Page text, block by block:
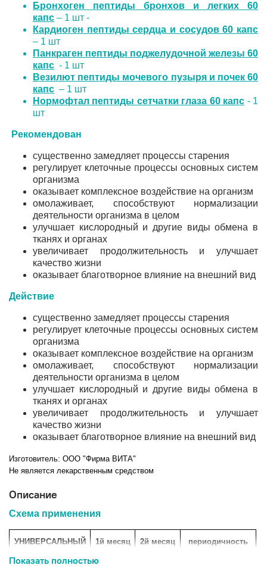
Бронхоген пептиды бронхов и легких 60
капс – 1 шт -
Кардиоген пептиды сердца и сосудов 60 капс
– 1 шт
Панкраген пептиды поджелудочной железы 60
капс - 1 шт
Везилют пептиды мочевого пузыря и почек 60
капс – 1 шт
Нормофтал пептиды сетчатки глаза 60 капс - 1
шт
Рекомендован
существенно замедляет процессы старения
регулирует клеточные процессы основных систем
организма
оказывает комплексное воздействие на организм
омолаживает, способствуют нормализации
деятельности организма в целом
улучшает кислородный и другие виды обмена в
тканях и органах
увеличивает продолжительность и улучшает
качество жизни
оказывает благотворное влияние на внешний вид
Действие
существенно замедляет процессы старения
регулирует клеточные процессы основных систем
организма
оказывает комплексное воздействие на организм
омолаживает, способствуют нормализации
деятельности организма в целом
улучшает кислородный и другие виды обмена в
тканях и органах
увеличивает продолжительность и улучшает
качество жизни
оказывает благотворное влияние на внешний вид
Изготовитель: ООО "Фирма ВИТА"
Не является лекарственным средством
Описание
Схема применения
УНИВЕРСАЛЬНЫЙ 1й месяц 2й месяц периодичность
Показать полностью